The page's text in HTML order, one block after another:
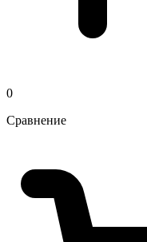
0
Сравнение